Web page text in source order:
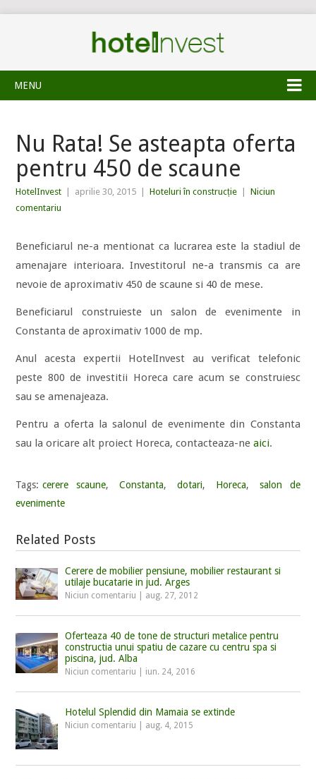
MENU
Nu Rata! Se asteapta oferta
pentru 450 de scaune
HotelInvest aprilie 30, 2015 Hoteluri în construcție
Niciun
comentariu
Beneficiarul ne-a mentionat ca lucrarea este la stadiul de
amenajare interioara. Investitorul ne-a transmis ca are
nevoie de aproximativ 450 de scaune si 40 de mese.
Beneficiarul construieste un salon de evenimente in
Constanta de aproximativ 1000 de mp.
Anul acesta expertii HotelInvest au verificat telefonic
peste 800 de investitii Horeca care acum se construiesc
sau se amenajeaza.
Pentru a oferta la salonul de evenimente din Constanta
sau la oricare alt proiect Horeca, contacteaza-neaici.
Tags: cerere scaune, Constanta, dotari, Horeca,
salon de
evenimente
Related Posts
Cerere de mobilier pensiune, mobilier restaurant si
utilaje bucatarie in jud. Arges
Niciun comentariu aug. 27, 2012
Oferteaza 40 de tone de structuri metalice pentru
constructia unui spatiu de cazare cu centru spa si
piscina, jud. Alba
Niciun comentariu iun. 24, 2016
Hotelul Splendid din Mamaia se extinde
Niciun comentariu aug. 4, 2015